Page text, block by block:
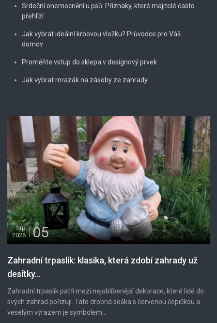
Srdeční onemocnění u psů: Příznaky, které majitelé často
přehlíží
Jak vybrat ideální krbovou vložku? Průvodce pro Váš
domov
Proměňte vstup do sklepa v designový prvek
Jak vybrat mrazák na zásoby ze zahrady
Srp
2026
05
Zahradní trpaslík: klasika, která zdobí zahrady už
desítky...
Zahradní trpaslík patří mezi nejoblíbenější dekorace, které lidé do
svých zahrad pořizují. Tato drobná soška s červenou čepičkou a
veselým výrazem je symbolem...